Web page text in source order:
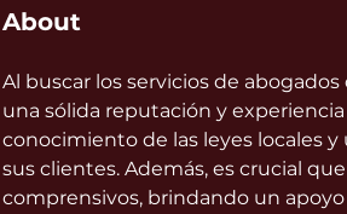
About
Al buscar los servicios de
una sólida reputación y
conocimiento de las leyes locales
sus clientes. Además, es crucial
comprensivos, brindando un